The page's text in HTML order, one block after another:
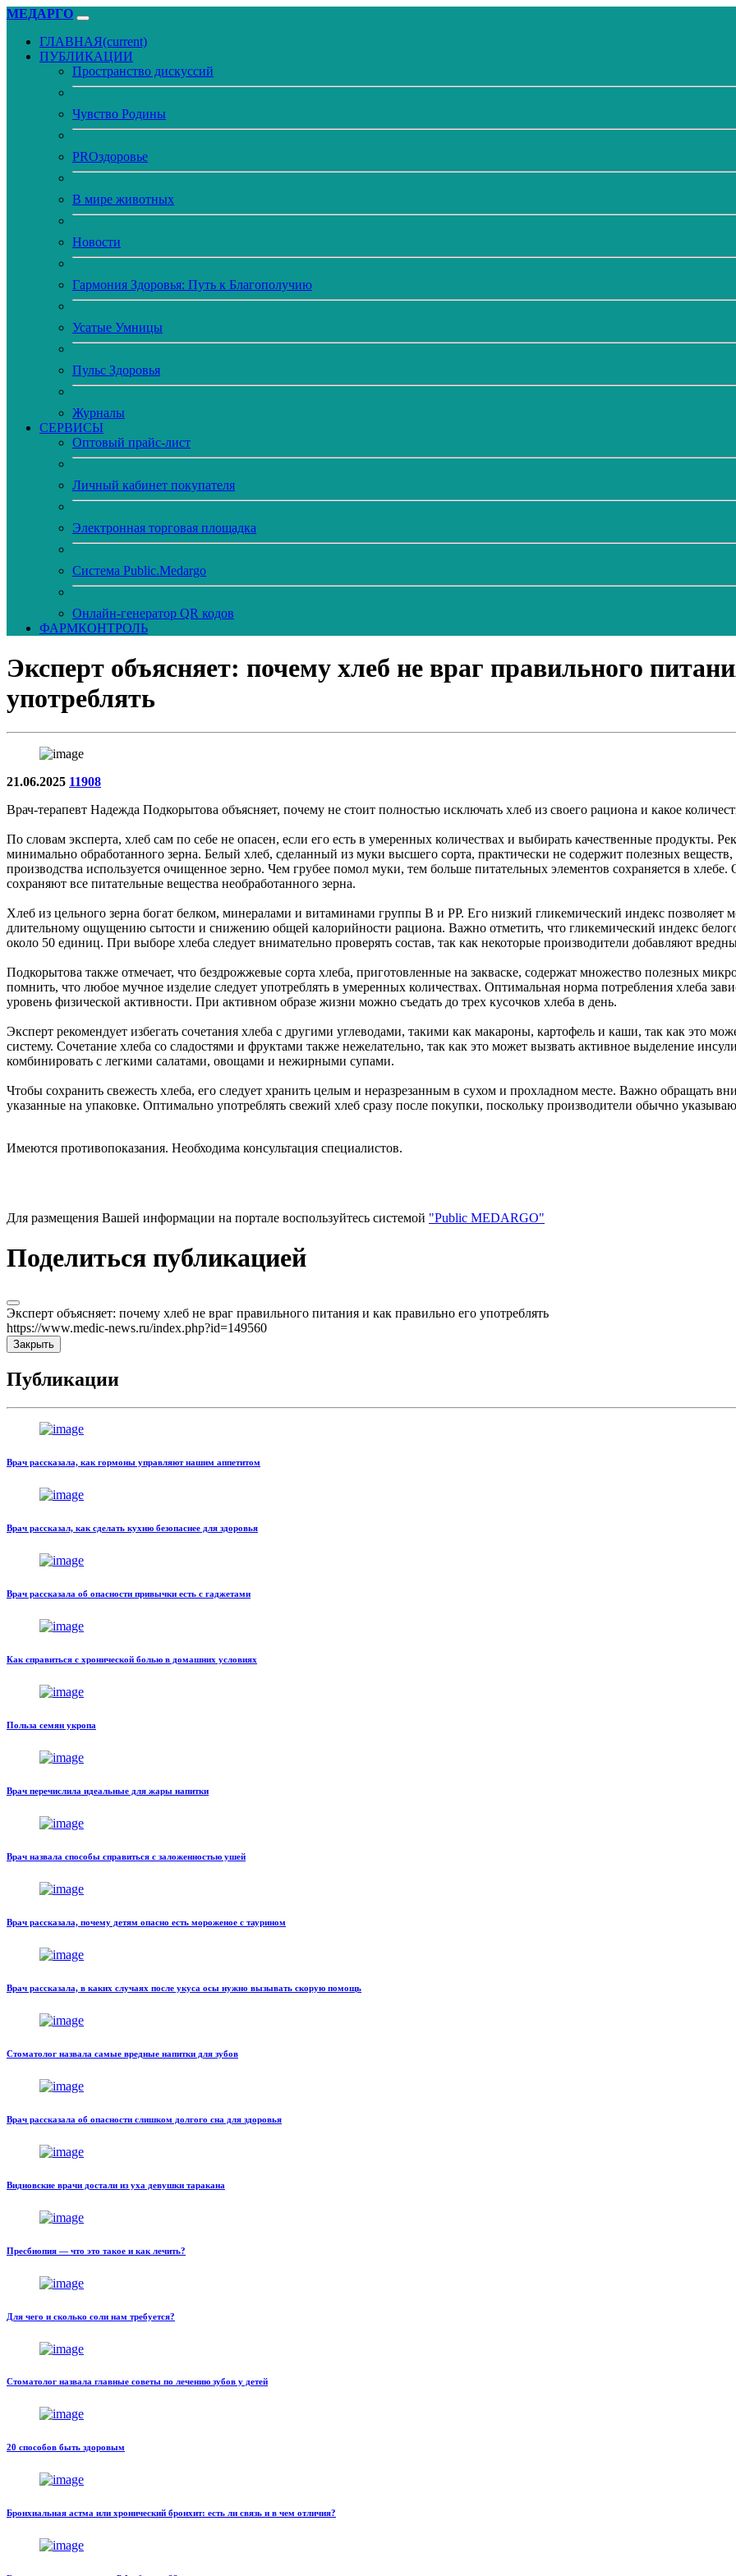
МЕДАРГО
ГЛАВНАЯ(current)
ПУБЛИКАЦИИ
Пространство дискуссий
Чувство Родины
PROздоровье
В мире животных
Новости
Гармония Здоровья: Путь к Благополучию
Усатые Умницы
Пульс Здоровья
Журналы
CЕРВИСЫ
Оптовый прайс-лист
Личный кабинет покупателя
Электронная торговая площадка
Система Public.Medargo
Онлайн-генератор QR кодов
ФАРМКОНТРОЛЬ
Эксперт объясняет: почему хлеб не враг правильного
употреблять
21.06.2025 11908
Врач-терапевт Надежда Подкорытова объясняет, почему не стоит полностью исключать хлеб из своего рациона и какое
По словам эксперта, хлеб сам по себе не опасен, если его есть в умеренных количествах и выбирать качественные продукты.
минимально обработанного зерна. Белый хлеб, сделанный из муки высшего сорта, практически не содержит полезных
производства используется очищенное зерно. Чем грубее помол муки, тем больше питательных элементов сохраняется в
сохраняют все питательные вещества необработанного зерна.
Хлеб из цельного зерна богат белком, минералами и витаминами группы B и PP. Его низкий гликемический индекс позволяет
длительному ощущению сытости и снижению общей калорийности рациона. Важно отметить, что гликемический индекс
около 50 единиц. При выборе хлеба следует внимательно проверять состав, так как некоторые производители добавляют
Подкорытова также отмечает, что бездрожжевые сорта хлеба, приготовленные на закваске, содержат множество полезных
помнить, что любое мучное изделие следует употреблять в умеренных количествах. Оптимальная норма потребления хлеба
уровень физической активности. При активном образе жизни можно съедать до трех кусочков хлеба в день.
Эксперт рекомендует избегать сочетания хлеба с другими углеводами, такими как макароны, картофель и каши, так как это
систему. Сочетание хлеба со сладостями и фруктами также нежелательно, так как это может вызвать активное выделение
комбинировать с легкими салатами, овощами и нежирными супами.
Чтобы сохранить свежесть хлеба, его следует хранить целым и неразрезанным в сухом и прохладном месте. Важно обращать
указанные на упаковке. Оптимально употреблять свежий хлеб сразу после покупки, поскольку производители обычно
Имеются противопоказания. Необходима консультация специалистов.
Для размещения Вашей информации на портале воспользуйтесь системой "Public MEDARGO"
Поделиться публикацией
Эксперт объясняет: почему хлеб не враг правильного питания и как правильно его употреблять
https://www.medic-news.ru/index.php?id=149560
Закрыть
Публикации
Врач рассказала, как гормоны управляют нашим аппетитом
Врач рассказал, как сделать кухню безопаснее для здоровья
Врач рассказала об опасности привычки есть с гаджетами
Как справиться с хронической болью в домашних условиях
Польза семян укропа
Врач перечислила идеальные для жары напитки
Врач назвала способы справиться с заложенностью ушей
Врач рассказала, почему детям опасно есть мороженое с таурином
Врач рассказала, в каких случаях после укуса осы нужно вызывать скорую помощь
Стоматолог назвала самые вредные напитки для зубов
Врач рассказала об опасности слишком долгого сна для здоровья
Видновские врачи достали из уха девушки таракана
Пресбиопия — что это такое и как лечить?
Для чего и сколько соли нам требуется?
Стоматолог назвала главные советы по лечению зубов у детей
20 способов быть здоровым
Бронхиальная астма или хронический бронхит: есть ли связь и в чем отличия?